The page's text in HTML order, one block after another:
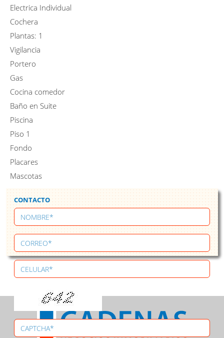
Electrica Individual
Cochera
Plantas: 1
Vigilancia
Portero
Gas
Cocina comedor
Baño en Suite
Piscina
Piso 1
Fondo
Placares
Mascotas
CONTACTO